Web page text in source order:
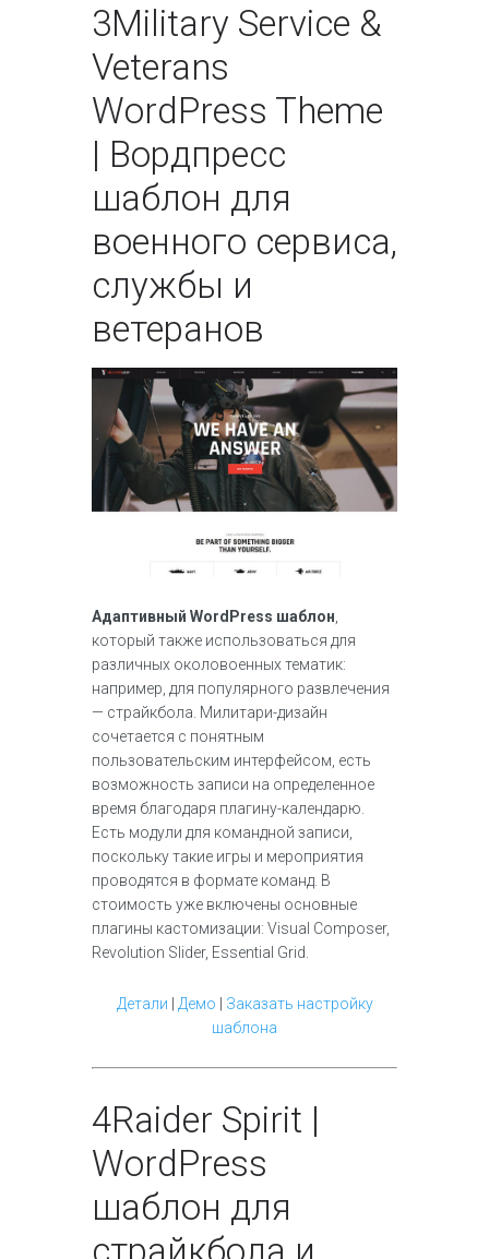
3Military Service &
Veterans
WordPress Theme
| Вордпресс
шаблон для
военного сервиса,
службы и
ветеранов
Адаптивный WordPress шаблон
который также использоваться для
различных околовоенных тематик:
например, для популярного развлечения
— страйкбола. Милитари-дизайн
сочетается с понятным
пользовательским интерфейсом, есть
возможность записи на определенное
время благодаря плагину-календарю.
Есть модули для командной записи,
поскольку такие игры и мероприятия
проводятся в формате команд. В
стоимость уже включены основные
плагины кастомизации: Visual Composer,
Revolution Slider, Essential Grid.
Детали Демо
Заказать настройку
шаблона
4Raider Spirit |
WordPress
шаблон для